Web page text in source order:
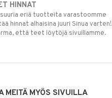
HINNAT
eriä tuotteita varastoomme
hinnat alhaisina juuri Sinua varten!
että teet löytöjä sivuillamme.
MEITÄ MYÖS SIVUILLA